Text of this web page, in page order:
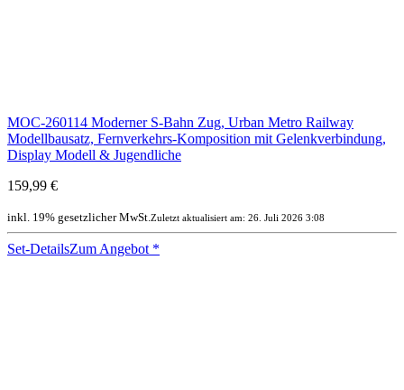
MOC-260114 Moderner S-Bahn Zug, Urban Metro Railway
Modellbausatz, Fernverkehrs-Komposition mit Gelenkverbindung,
Display Modell & Jugendliche
159,99 €
inkl. 19% gesetzlicher MwSt. Zuletzt aktualisiert am: 26. Juli 2026 3:08
Set-DetailsZum Angebot *